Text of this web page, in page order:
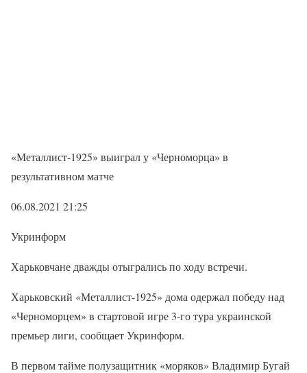
«Металлист-1925» выиграл у «Черноморца» в
результативном матче
06.08.2021 21:25
Укринформ
Харьковчане дважды отыгрались по ходу встречи.
Харьковский «Металлист-1925» дома одержал победу над
«Черноморцем» в стартовой игре 3-го тура украинской
премьер лиги, сообщает Укринформ.
В первом тайме полузащитник «моряков» Владимир Бугай